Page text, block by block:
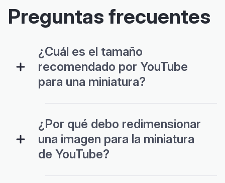
Preguntas frecuentes
¿Cuál es el tamaño
recomendado por YouTube
para una miniatura?
¿Por qué debo redimensionar
una imagen para la miniatura
de YouTube?